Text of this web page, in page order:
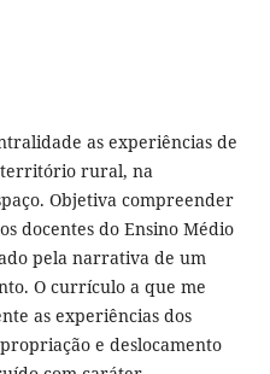
as experiências de
território rural, na
Objetiva compreender
docentes do Ensino Médio
pela narrativa de um
O currículo a que me
as experiências dos
e deslocamento